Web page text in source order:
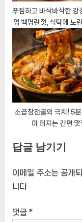
푸짐하고 바삭바삭한 강
엄 백명란젓, 식탁에 노란
하세요!
소곱창전골의 극치! 5
이 터지는 간편 맛
답글 남기기
이메일 주소는 공개
니다
댓글 *